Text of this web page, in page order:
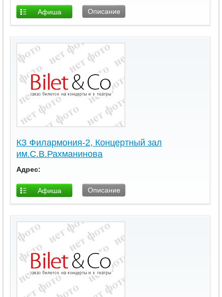
Афиша
площадки
Описание
КЗ Филармония-2, Концертный зал
им.С.В.Рахманинова
Адрес:
Афиша
площадки
Описание